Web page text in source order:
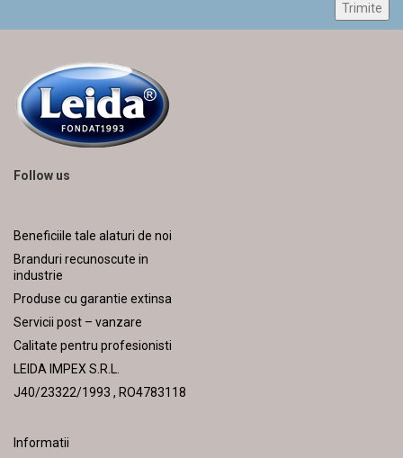
Follow us
Beneficiile tale alaturi de noi
Branduri recunoscute in
industrie
Produse cu garantie extinsa
Servicii post – vanzare
Calitate pentru profesionisti
LEIDA IMPEX S.R.L.
J40/23322/1993 , RO4783118
Informatii